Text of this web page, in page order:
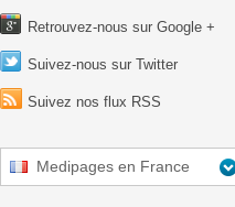
Retrouvez-nous sur Google +
Suivez-nous sur Twitter
Suivez nos flux RSS
Medipages en France